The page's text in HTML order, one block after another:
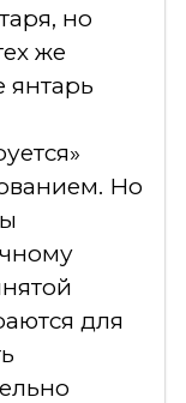
но
же
янтарь
Но
для